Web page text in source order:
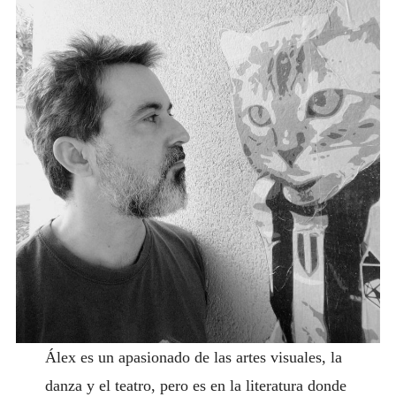
CONTACTO
Álex es un apasionado de las artes visuales, la
danza y el teatro, pero es en la literatura donde